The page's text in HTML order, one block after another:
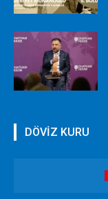
DÖVİZ KURU